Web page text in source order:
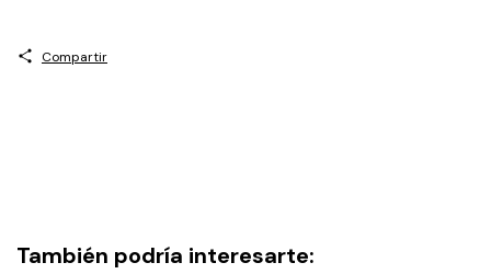
Compartir
También podría interesarte: